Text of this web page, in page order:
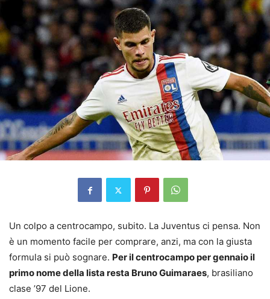
Un colpo a centrocampo, subito. La Juventus ci pensa. Non
è un momento facile per comprare, anzi, ma con la giusta
formula si può sognare. Per il centrocampo per gennaio il
primo nome della lista resta Bruno Guimaraes, brasiliano
clase ’97 del Lione.